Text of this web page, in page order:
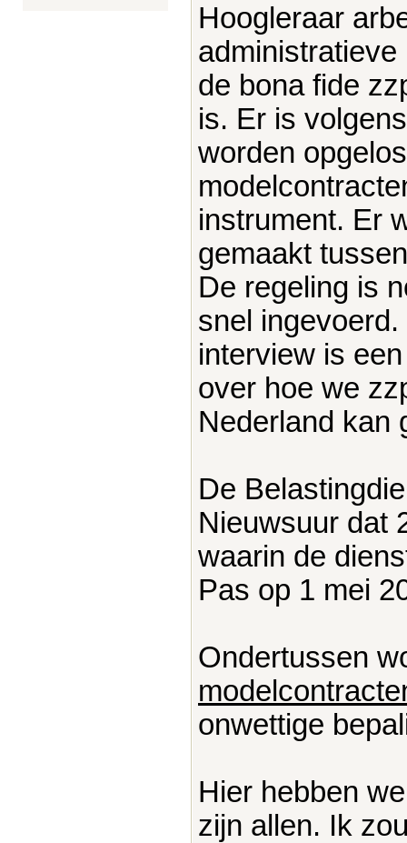
Hoogleraar
de bona fide
is. Er is
worden
instrument. Er
gemaakt
De regeling is
snel
interview is
over hoe we
Nederland kan
De
Nieuwsuur dat
waarin de
Pas op 1 mei
Ondertussen
onwettige
Hier hebben
zijn allen. Ik